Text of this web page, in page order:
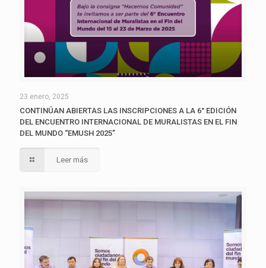
23 enero, 2025
CONTINÚAN ABIERTAS LAS INSCRIPCIONES A LA 6° EDICIÓN
DEL ENCUENTRO INTERNACIONAL DE MURALISTAS EN EL FIN
DEL MUNDO “EMUSH 2025”
Leer más